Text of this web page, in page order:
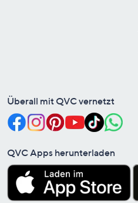
Überall mit QVC vernetzt
QVC Apps herunterladen